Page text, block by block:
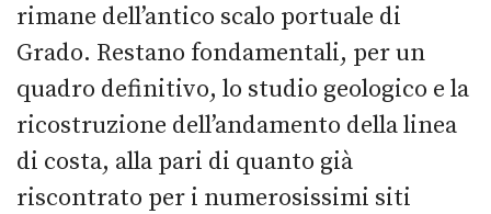
rimane dell’antico scalo portuale di
Grado. Restano fondamentali, per un
quadro definitivo, lo studio geologico e la
ricostruzione dell’andamento della linea
di costa, alla pari di quanto già
riscontrato per i numerosissimi siti